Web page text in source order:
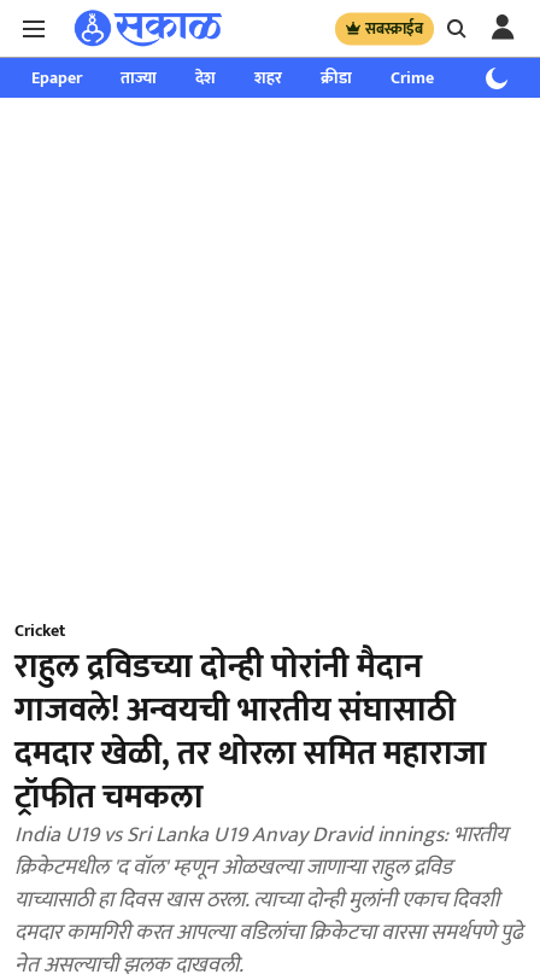
सबस्क्राईब
Epaper ताज्या देश शहर क्रीडा Crime साप्ताहिक
Cricket
राहुल द्रविडच्या दोन्ही पोरांनी मैदान
गाजवले! अन्वयची भारतीय संघासाठी
दमदार खेळी, तर थोरला समित महाराजा
ट्रॉफीत चमकला
India U19 vs Sri Lanka U19 Anvay Dravid innings: भारतीय
क्रिकेटमधील 'द वॉल' म्हणून ओळखल्या जाणाऱ्या राहुल द्रविड
याच्यासाठी हा दिवस खास ठरला. त्याच्या दोन्ही मुलांनी एकाच दिवशी
दमदार कामगिरी करत आपल्या वडिलांचा क्रिकेटचा वारसा समर्थपणे पुढे
नेत असल्याची झलक दाखवली.